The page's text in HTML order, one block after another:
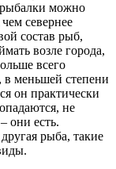
можно
севернее
состав рыб,
возле города,
всего
в меньшей степени
он практически
не
они есть.
рыба, такие